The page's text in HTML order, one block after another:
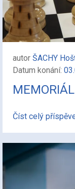
autor ŠACHY
Datum konání:
Číst celý